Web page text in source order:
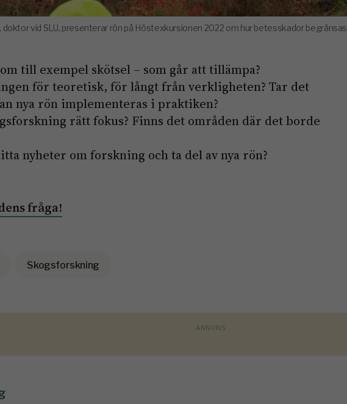
vid SLU, presenterar rön på Höstexkursionen 2022 om hur betesskador
till exempel skötsel – som går att tillämpa?
för teoretisk, för långt från verkligheten? Tar det
nya rön implementeras i praktiken?
rätt fokus? Finns det områden där det borde
nyheter om forskning och ta del av nya rön?
fråga!
Skogsforskning